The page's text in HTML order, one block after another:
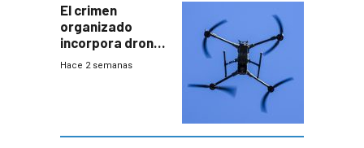
El crimen
organizado
incorpora drones
y abre un nuevo
Hace 2 semanas